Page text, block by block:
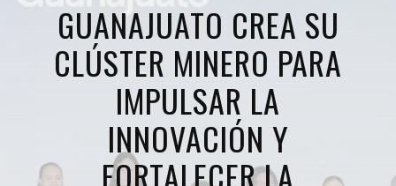
GUANAJUATO CREA SU
CLÚSTER MINERO PARA
IMPULSAR LA
INNOVACIÓN Y
FORTALECER LA